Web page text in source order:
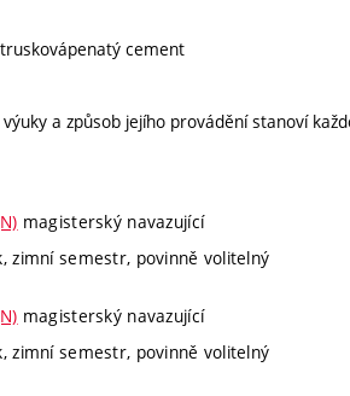
cement
a způsob jejího provádění stanoví
magisterský navazující
zimní semestr, povinně volitelný
magisterský navazující
zimní semestr, povinně volitelný